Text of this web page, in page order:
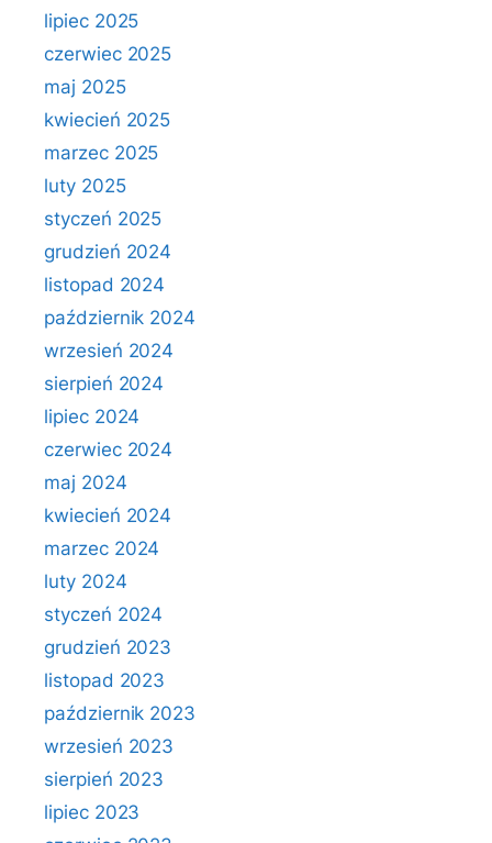
lipiec 2025
czerwiec 2025
maj 2025
kwiecień 2025
marzec 2025
luty 2025
styczeń 2025
grudzień 2024
listopad 2024
październik 2024
wrzesień 2024
sierpień 2024
lipiec 2024
czerwiec 2024
maj 2024
kwiecień 2024
marzec 2024
luty 2024
styczeń 2024
grudzień 2023
listopad 2023
październik 2023
wrzesień 2023
sierpień 2023
lipiec 2023